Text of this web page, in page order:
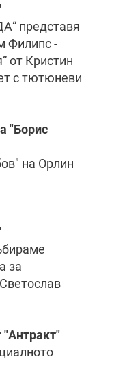
представя
Филипс -
от Кристин
с тютюневи
"Борис
на Орлин
за
"Антракт"